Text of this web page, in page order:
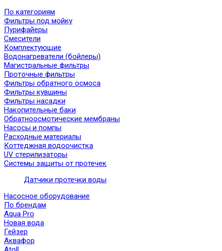
По категориям
Фильтры под мойку
Пурифайеры
Смесители
Комплектующие
Водонагреватели (бойлеры)
Магистральные фильтры
Проточные фильтры
Фильтры обратного осмоса
Фильтры кувшины
Фильтры насадки
Накопительные баки
Обратноосмотические мембраны
Насосы и помпы
Расходные материалы
Коттеджная водоочистка
UV стерилизаторы
Системы защиты от протечек
Датчики протечки воды
Насосное оборудование
По брендам
Aqua Pro
Новая вода
Гейзер
Аквафор